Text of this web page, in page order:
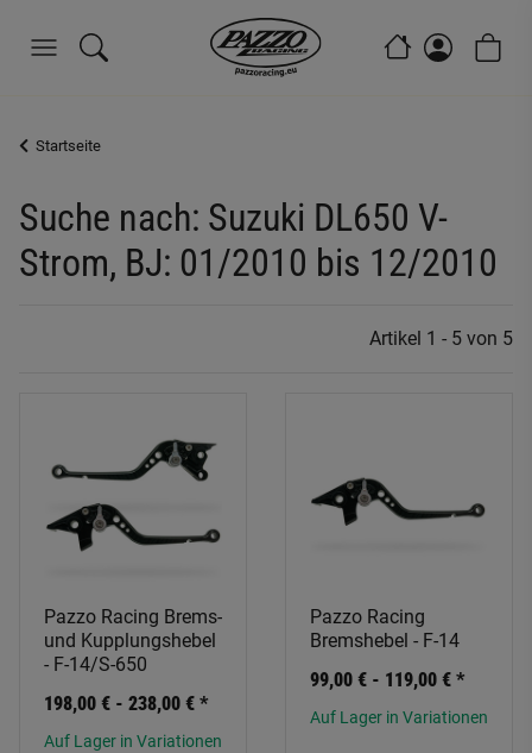
Startseite
Suche nach: Suzuki DL650 V-
Strom, BJ: 01/2010 bis 12/2010
Artikel 1 - 5 von 5
Pazzo Racing Brems-
und Kupplungshebel
- F-14/S-650
198,00 € - 238,00 € *
Auf Lager in Variationen
Pazzo Racing
Bremshebel - F-14
99,00 € - 119,00 € *
Auf Lager in Variationen